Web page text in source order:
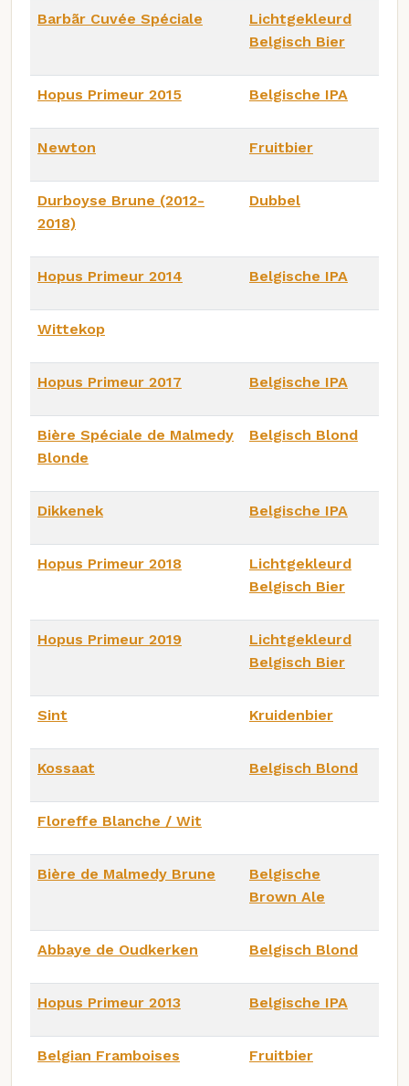
Barbãr Cuvée Spéciale
Lichtgekleurd
Belgisch Bier
Hopus Primeur 2015 Belgische IPA
Newton Fruitbier
Durboyse Brune (2012-
2018)
Dubbel
Hopus Primeur 2014 Belgische IPA
Wittekop
Hopus Primeur 2017 Belgische IPA
Bière Spéciale de Malmedy
Blonde
Belgisch Blond
Dikkenek Belgische IPA
Hopus Primeur 2018
Lichtgekleurd
Belgisch Bier
Hopus Primeur 2019
Lichtgekleurd
Belgisch Bier
Sint Kruidenbier
Kossaat Belgisch Blond
Floreffe Blanche / Wit
Bière de Malmedy Brune
Belgische
Brown Ale
Abbaye de Oudkerken Belgisch Blond
Hopus Primeur 2013 Belgische IPA
Belgian Framboises Fruitbier